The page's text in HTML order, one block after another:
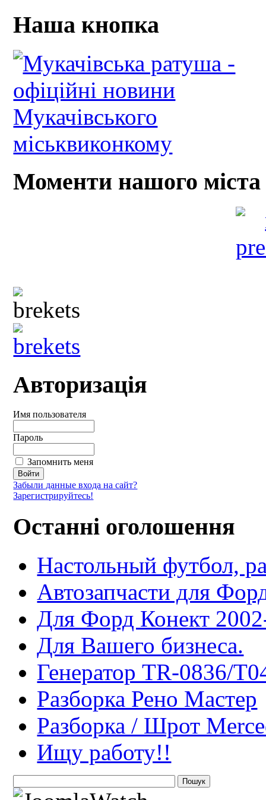
Наша кнопка
Моменти нашого міста
Авторизація
Имя пользователя
Пароль
Запомнить меня
Забыли данные входа на сайт?
Зарегистрируйтесь!
Останні оголошення
Настольный футбол,
Автозапчасти для
Для Форд Конект
Для Вашего бизнеса.
Генератор TR-0836/
Разборка Рено Мастер
Разборка / Шрот
Ищу работу!!